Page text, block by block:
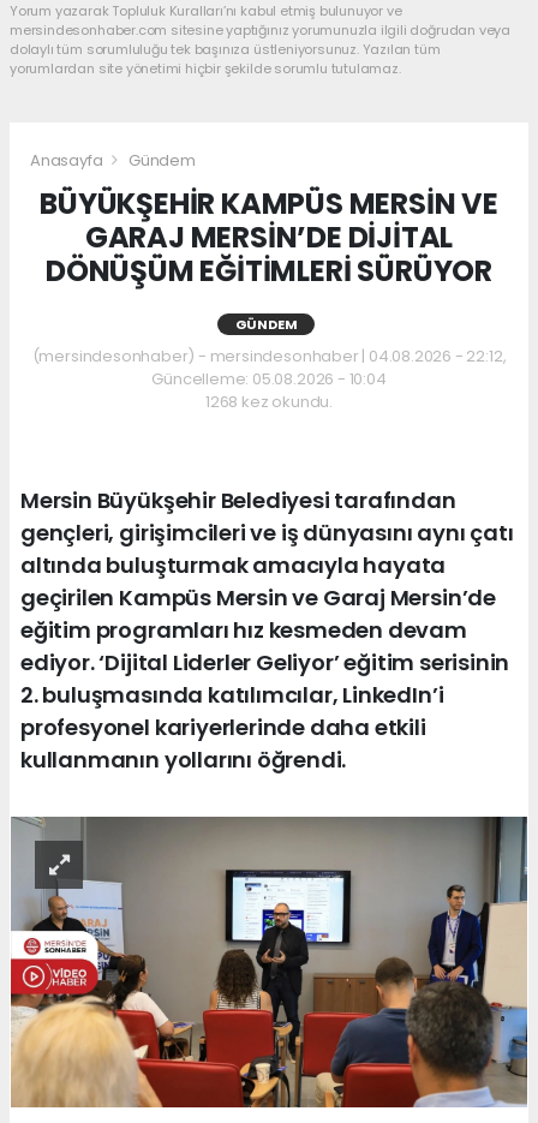
Yorum yazarak Topluluk Kuralları’nı kabul etmiş bulunuyor ve
mersindesonhaber.com sitesine yaptığınız yorumunuzla ilgili doğrudan veya
dolaylı tüm sorumluluğu tek başınıza üstleniyorsunuz. Yazılan tüm
yorumlardan site yönetimi hiçbir şekilde sorumlu tutulamaz.
Anasayfa Gündem
BÜYÜKŞEHİR KAMPÜS MERSİN VE
GARAJ MERSİN’DE DİJİTAL
DÖNÜŞÜM EĞİTİMLERİ SÜRÜYOR
GÜNDEM
(mersindesonhaber) - mersindesonhaber | 04.08.2026 - 22:12,
Güncelleme: 05.08.2026 - 10:04
1268 kez okundu.
Mersin Büyükşehir Belediyesi tarafından
gençleri, girişimcileri ve iş dünyasını aynı çatı
altında buluşturmak amacıyla hayata
geçirilen Kampüs Mersin ve Garaj Mersin’de
eğitim programları hız kesmeden devam
ediyor. ‘Dijital Liderler Geliyor’ eğitim serisinin
2. buluşmasında katılımcılar, LinkedIn’i
profesyonel kariyerlerinde daha etkili
kullanmanın yollarını öğrendi.